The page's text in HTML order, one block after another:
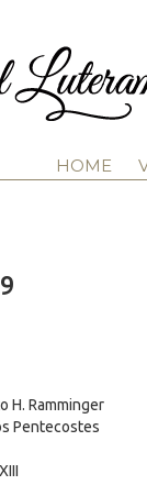
HOME
H. Ramminger
Pentecostes